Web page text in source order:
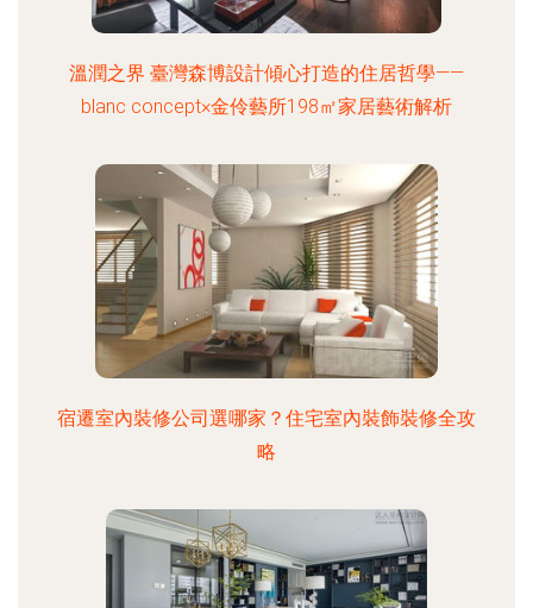
溫潤之界 臺灣森博設計傾心打造的住居哲學——
blanc concept×金伶藝所198㎡家居藝術解析
宿遷室內裝修公司選哪家？住宅室內裝飾裝修全攻
略